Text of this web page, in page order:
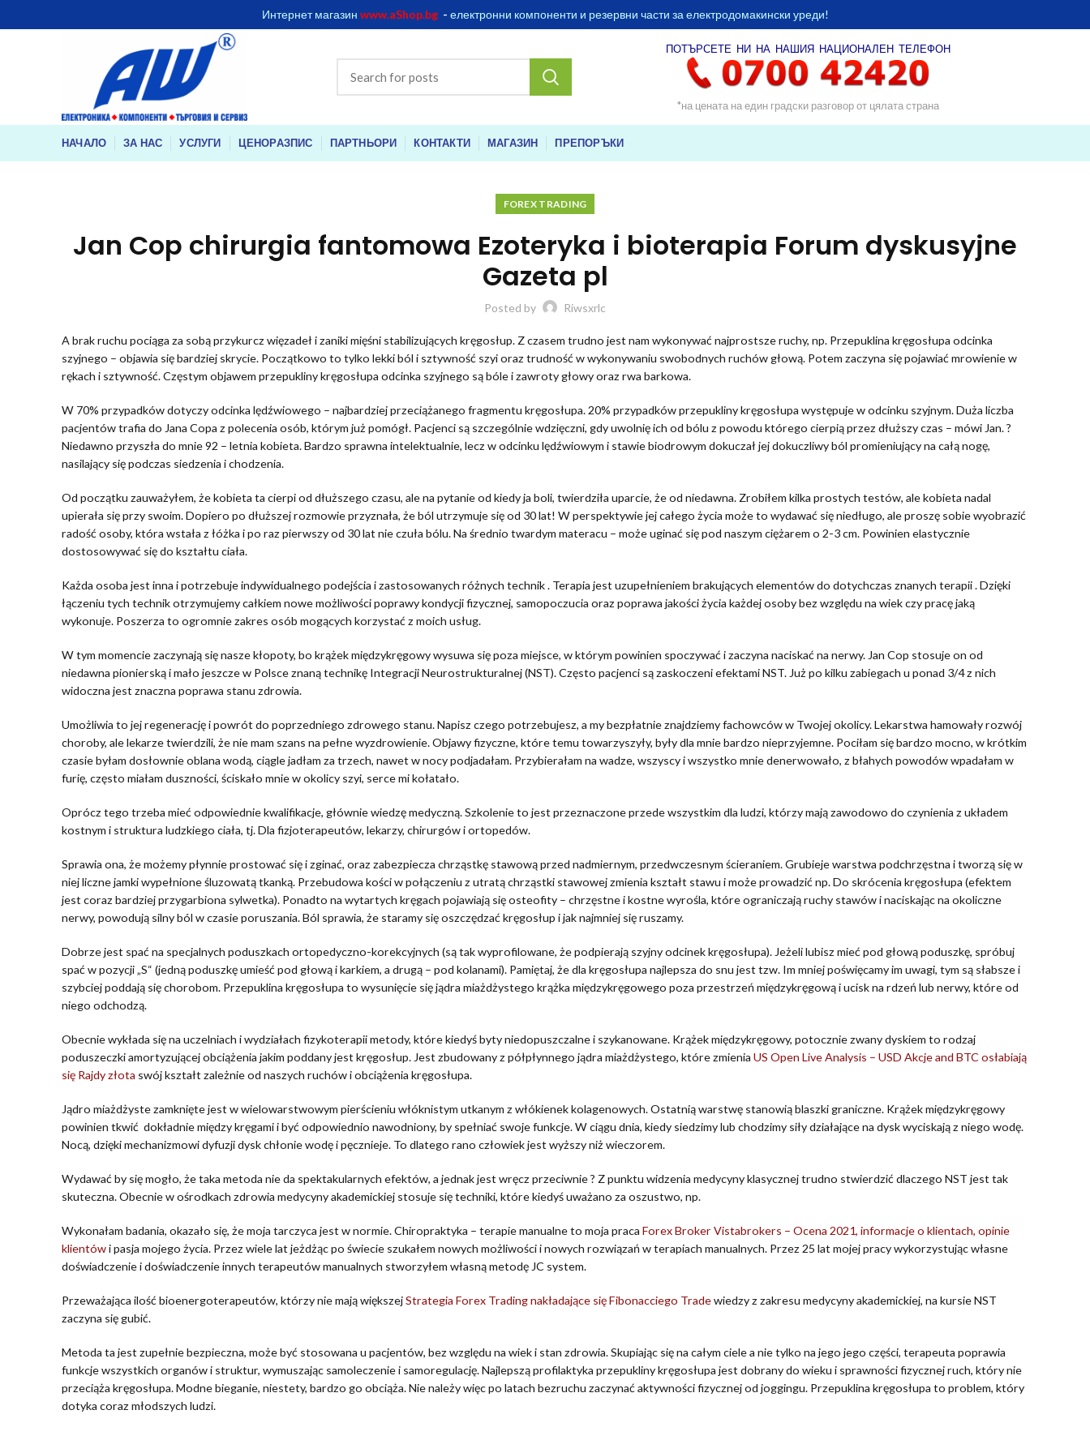
Интернет магазин www.aShop.bg- електронни компоненти и резервни части за електродомакински уреди!
ПОТЪРСЕТЕ НИ НА НАШИЯ НАЦИОНАЛЕН ТЕЛЕФОН
*на цената на един градски разговор от цялата страна
НАЧАЛО ЗА НАС УСЛУГИ ЦЕНОРАЗПИС ПАРТНЬОРИ КОНТАКТИ МАГАЗИН ПРЕПОРЪКИ
FOREX TRADING
Jan Cop chirurgia fantomowa Ezoteryka i bioterapia Forum dyskusyjne
Gazeta pl
Posted by Riwsxrlc
A brak ruchu pociąga za sobą przykurcz więzadeł i zaniki mięśni stabilizujących kręgosłup. Z czasem trudno jest nam wykonywać najprostsze ruchy, np. Przepuklina kręgosłupa odcinka
szyjnego – objawia się bardziej skrycie. Początkowo to tylko lekki ból i sztywność szyi oraz trudność w wykonywaniu swobodnych ruchów głową. Potem zaczyna się pojawiać mrowienie w
rękach i sztywność. Częstym objawem przepukliny kręgosłupa odcinka szyjnego są bóle i zawroty głowy oraz rwa barkowa.
W 70% przypadków dotyczy odcinka lędźwiowego – najbardziej przeciążanego fragmentu kręgosłupa. 20% przypadków przepukliny kręgosłupa występuje w odcinku szyjnym. Duża liczba
pacjentów trafia do Jana Copa z polecenia osób, którym już pomógł. Pacjenci są szczególnie wdzięczni, gdy uwolnię ich od bólu z powodu którego cierpią przez dłuższy czas – mówi Jan. ?
Niedawno przyszła do mnie 92 – letnia kobieta. Bardzo sprawna intelektualnie, lecz w odcinku lędźwiowym i stawie biodrowym dokuczał jej dokuczliwy ból promieniujący na całą nogę,
nasilający się podczas siedzenia i chodzenia.
Od początku zauważyłem, że kobieta ta cierpi od dłuższego czasu, ale na pytanie od kiedy ja boli, twierdziła uparcie, że od niedawna. Zrobiłem kilka prostych testów, ale kobieta nadal
upierała się przy swoim. Dopiero po dłuższej rozmowie przyznała, że ból utrzymuje się od 30 lat! W perspektywie jej całego życia może to wydawać się niedługo, ale proszę sobie wyobrazić
radość osoby, która wstała z łóżka i po raz pierwszy od 30 lat nie czuła bólu. Na średnio twardym materacu – może uginać się pod naszym ciężarem o 2-3 cm. Powinien elastycznie
dostosowywać się do kształtu ciała.
Każda osoba jest inna i potrzebuje indywidualnego podejścia i zastosowanych różnych technik . Terapia jest uzupełnieniem brakujących elementów do dotychczas znanych terapii . Dzięki
łączeniu tych technik otrzymujemy całkiem nowe możliwości poprawy kondycji fizycznej, samopoczucia oraz poprawa jakości życia każdej osoby bez względu na wiek czy pracę jaką
wykonuje. Poszerza to ogromnie zakres osób mogących korzystać z moich usług.
W tym momencie zaczynają się nasze kłopoty, bo krążek międzykręgowy wysuwa się poza miejsce, w którym powinien spoczywać i zaczyna naciskać na nerwy. Jan Cop stosuje on od
niedawna pionierską i mało jeszcze w Polsce znaną technikę Integracji Neurostrukturalnej (NST). Często pacjenci są zaskoczeni efektami NST. Już po kilku zabiegach u ponad 3/4 z nich
widoczna jest znaczna poprawa stanu zdrowia.
Umożliwia to jej regenerację i powrót do poprzedniego zdrowego stanu. Napisz czego potrzebujesz, a my bezpłatnie znajdziemy fachowców w Twojej okolicy. Lekarstwa hamowały rozwój
choroby, ale lekarze twierdzili, że nie mam szans na pełne wyzdrowienie. Objawy fizyczne, które temu towarzyszyły, były dla mnie bardzo nieprzyjemne. Pociłam się bardzo mocno, w krótkim
czasie byłam dosłownie oblana wodą, ciągle jadłam za trzech, nawet w nocy podjadałam. Przybierałam na wadze, wszyscy i wszystko mnie denerwowało, z błahych powodów wpadałam w
furię, często miałam duszności, ściskało mnie w okolicy szyi, serce mi kołatało.
Oprócz tego trzeba mieć odpowiednie kwalifikacje, głównie wiedzę medyczną. Szkolenie to jest przeznaczone przede wszystkim dla ludzi, którzy mają zawodowo do czynienia z układem
kostnym i struktura ludzkiego ciała, tj. Dla fizjoterapeutów, lekarzy, chirurgów i ortopedów.
Sprawia ona, że możemy płynnie prostować się i zginać, oraz zabezpiecza chrząstkę stawową przed nadmiernym, przedwczesnym ścieraniem. Grubieje warstwa podchrzęstna i tworzą się w
niej liczne jamki wypełnione śluzowatą tkanką. Przebudowa kości w połączeniu z utratą chrząstki stawowej zmienia kształt stawu i może prowadzić np. Do skrócenia kręgosłupa (efektem
jest coraz bardziej przygarbiona sylwetka). Ponadto na wytartych kręgach pojawiają się osteofity – chrzęstne i kostne wyrośla, które ograniczają ruchy stawów i naciskając na okoliczne
nerwy, powodują silny ból w czasie poruszania. Ból sprawia, że staramy się oszczędzać kręgosłup i jak najmniej się ruszamy.
Dobrze jest spać na specjalnych poduszkach ortopedyczno-korekcyjnych (są tak wyprofilowane, że podpierają szyjny odcinek kręgosłupa). Jeżeli lubisz mieć pod głową poduszkę, spróbuj
spać w pozycji „S“ (jedną poduszkę umieść pod głową i karkiem, a drugą – pod kolanami). Pamiętaj, że dla kręgosłupa najlepsza do snu jest tzw. Im mniej poświęcamy im uwagi, tym są słabsze i
szybciej poddają się chorobom. Przepuklina kręgosłupa to wysunięcie się jądra miażdżystego krążka międzykręgowego poza przestrzeń międzykręgową i ucisk na rdzeń lub nerwy, które od
niego odchodzą.
Obecnie wykłada się na uczelniach i wydziałach fizykoterapii metody, które kiedyś byty niedopuszczalne i szykanowane. Krążek międzykręgowy, potocznie zwany dyskiem to rodzaj
poduszeczki amortyzującej obciążenia jakim poddany jest kręgosłup. Jest zbudowany z półpłynnego jądra miażdżystego, które zmienia US Open Live Analysis – USD Akcje and BTC osłabiają
się Rajdy złota swój kształt zależnie od naszych ruchów i obciążenia kręgosłupa.
Jądro miażdżyste zamknięte jest w wielowarstwowym pierścieniu włóknistym utkanym z włókienek kolagenowych. Ostatnią warstwę stanowią blaszki graniczne. Krążek międzykręgowy
powinien tkwić dokładnie między kręgami i być odpowiednio nawodniony, by spełniać swoje funkcje. W ciągu dnia, kiedy siedzimy lub chodzimy siły działające na dysk wyciskają z niego wodę.
Nocą, dzięki mechanizmowi dyfuzji dysk chłonie wodę i pęcznieje. To dlatego rano człowiek jest wyższy niż wieczorem.
Wydawać by się mogło, że taka metoda nie da spektakularnych efektów, a jednak jest wręcz przeciwnie ? Z punktu widzenia medycyny klasycznej trudno stwierdzić dlaczego NST jest tak
skuteczna. Obecnie w ośrodkach zdrowia medycyny akademickiej stosuje się techniki, które kiedyś uważano za oszustwo, np.
Wykonałam badania, okazało się, że moja tarczyca jest w normie. Chiropraktyka – terapie manualne to moja praca Forex Broker Vistabrokers – Ocena 2021, informacje o klientach, opinie
klientówi pasja mojego życia. Przez wiele lat jeżdżąc po świecie szukałem nowych możliwości i nowych rozwiązań w terapiach manualnych. Przez 25 lat mojej pracy wykorzystując własne
doświadczenie i doświadczenie innych terapeutów manualnych stworzyłem własną metodę JC system.
Przeważająca ilość bioenergoterapeutów, którzy nie mają większejStrategia Forex Trading nakładające się Fibonacciego Tradewiedzy z zakresu medycyny akademickiej, na kursie NST
zaczyna się gubić.
Metoda ta jest zupełnie bezpieczna, może być stosowana u pacjentów, bez względu na wiek i stan zdrowia. Skupiając się na całym ciele a nie tylko na jego jego części, terapeuta poprawia
funkcje wszystkich organów i struktur, wymuszając samoleczenie i samoregulację. Najlepszą profilaktyka przepukliny kręgosłupa jest dobrany do wieku i sprawności fizycznej ruch, który nie
przeciąża kręgosłupa. Modne bieganie, niestety, bardzo go obciąża. Nie należy więc po latach bezruchu zaczynać aktywności fizycznej od joggingu. Przepuklina kręgosłupa to problem, który
dotyka coraz młodszych ludzi.